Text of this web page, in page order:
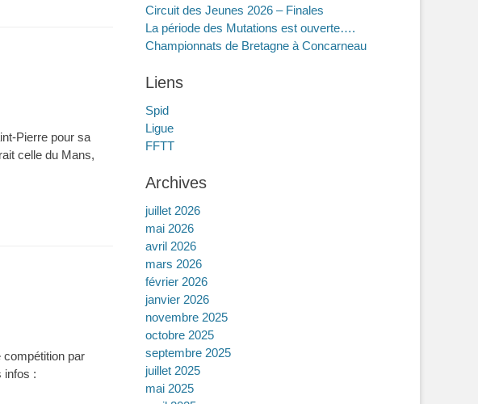
Pierre pour sa
celle du Mans,
compétition par
infos :
Circuit des Jeunes 2026 – Finales
La période des Mutations est ouverte….
Championnats de Bretagne à Concarneau
Liens
Spid
Ligue
FFTT
Archives
juillet 2026
mai 2026
avril 2026
mars 2026
février 2026
janvier 2026
novembre 2025
octobre 2025
septembre 2025
juillet 2025
mai 2025